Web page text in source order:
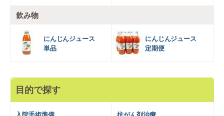
飲み物
にんじんジュース
単品
にんじんジュース
定期便
目的で探す
入院手術準備 抗がん剤治療